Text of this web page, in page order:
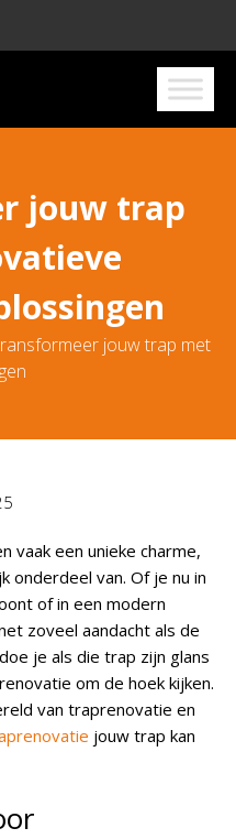
jouw trap
jouw trap met
vaak een unieke charme,
onderdeel van. Of je nu in
of in een modern
zoveel aandacht als de
je als die trap zijn glans
om de hoek kijken.
van traprenovatie en
jouw trap kan